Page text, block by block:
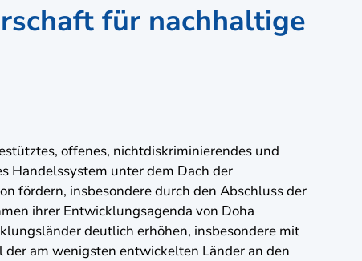
für nachhaltige
offenes, nichtdiskriminierendes und
Handelssystem unter dem Dach der
fördern, insbesondere durch den Abschluss der
ihrer Entwicklungsagenda von Doha
deutlich erhöhen, insbesondere mit
der am wenigsten entwickelten Länder an den